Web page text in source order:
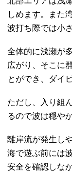
しめます。また
波打ち際では小
全体的に浅瀬が
広がり、そこに
とができ、ダイ
ただし、入り組
るので波は穏や
離岸流が発生し
海で遊ぶ前には
安全を確認しな